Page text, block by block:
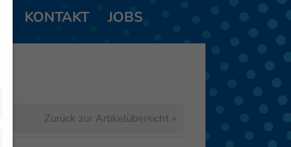
KONTAKT JOBS
Zurück zur Artikelübersicht »